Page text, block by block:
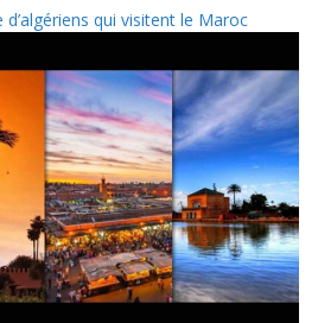
qui visitent le Maroc